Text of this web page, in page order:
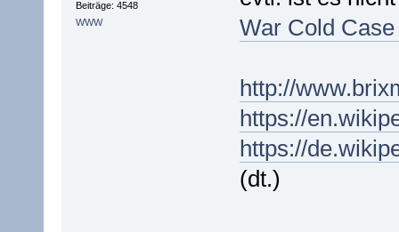
Beiträge: 4548
WWW
War Cold
http://
https://
https://
(dt.)